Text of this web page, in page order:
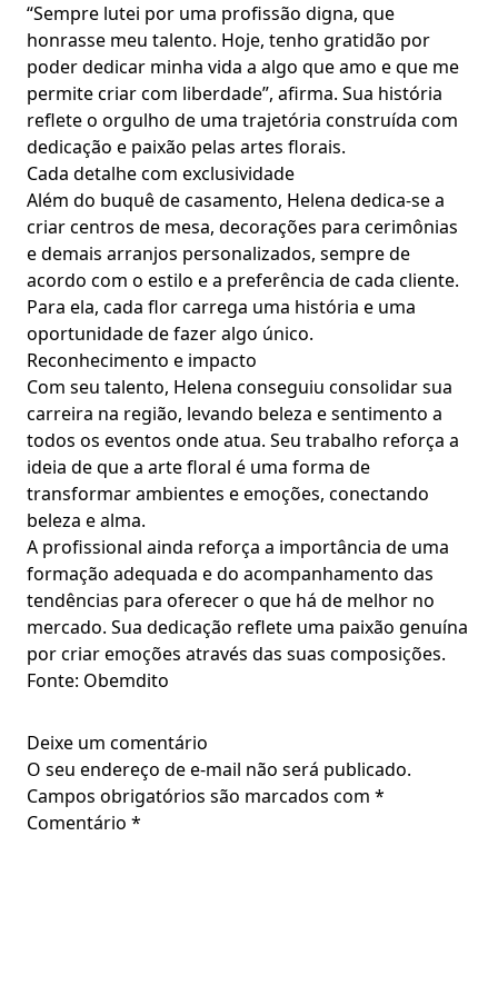
“Sempre lutei por uma profissão digna, que
honrasse meu talento. Hoje, tenho gratidão por
poder dedicar minha vida a algo que amo e que me
permite criar com liberdade”, afirma. Sua história
reflete o orgulho de uma trajetória construída com
dedicação e paixão pelas artes florais.
Cada detalhe com exclusividade
Além do buquê de casamento, Helena dedica-se a
criar centros de mesa, decorações para cerimônias
e demais arranjos personalizados, sempre de
acordo com o estilo e a preferência de cada cliente.
Para ela, cada flor carrega uma história e uma
oportunidade de fazer algo único.
Reconhecimento e impacto
Com seu talento, Helena conseguiu consolidar sua
carreira na região, levando beleza e sentimento a
todos os eventos onde atua. Seu trabalho reforça a
ideia de que a arte floral é uma forma de
transformar ambientes e emoções, conectando
beleza e alma.
A profissional ainda reforça a importância de uma
formação adequada e do acompanhamento das
tendências para oferecer o que há de melhor no
mercado. Sua dedicação reflete uma paixão genuína
por criar emoções através das suas composições.
Fonte: Obemdito
Deixe um comentário
O seu endereço de e-mail não será publicado.
Campos obrigatórios são marcados com *
Comentário *